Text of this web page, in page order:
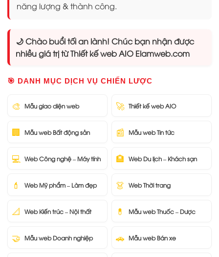
năng lượng & thành công.
🌙 Chào buổi tối an lành! Chúc bạn nhận được
nhiều giá trị từ Thiết kế web AIO Elamweb.com
🎯 DANH MỤC DỊCH VỤ CHIẾN LƯỢC
🎨 Mẫu giao diện web 🚀 Thiết kế web AIO
🏢 Mẫu web Bất động sản 📰 Mẫu web Tin tức
💻 Web Công nghệ – Máy tính 🏨 Web Du lịch – Khách sạn
💄 Web Mỹ phẩm – Làm đẹp 👗 Web Thời trang
📐 Web Kiến trúc – Nội thất 💊 Mẫu web Thuốc – Dược
🤝 Mẫu web Doanh nghiệp 🚗 Mẫu web Bán xe